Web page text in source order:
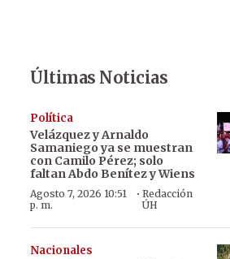
Últimas Noticias
Política
Velázquez y Arnaldo
Samaniego ya se muestran
con Camilo Pérez; solo
faltan Abdo Benítez y Wiens
Agosto 7, 2026 10:51
p. m.
·Redacción
ÚH
Nacionales